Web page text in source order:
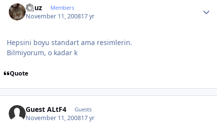
oguz Members
November 11, 200817 yr
Hepsini boyu standart ama resimlerin.
Bilmiyorum, o kadar k
Quote
Guest ALtF4 Guests
November 11, 200817 yr